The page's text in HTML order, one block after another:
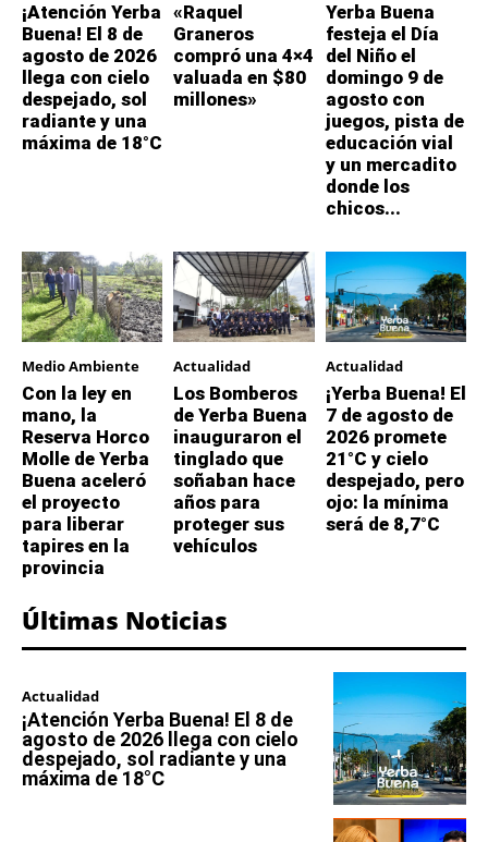
¡Atención Yerba
Buena! El 8 de
agosto de 2026
llega con cielo
despejado, sol
radiante y una
máxima de 18°C
«Raquel
Graneros
compró una 4×4
valuada en $80
millones»
Yerba Buena
festeja el Día
del Niño el
domingo 9 de
agosto con
juegos, pista de
educación vial
y un mercadito
donde los
chicos...
Medio Ambiente
Con la ley en
mano, la
Reserva Horco
Molle de Yerba
Buena aceleró
el proyecto
para liberar
tapires en la
provincia
Actualidad
Los Bomberos
de Yerba Buena
inauguraron el
tinglado que
soñaban hace
años para
proteger sus
vehículos
Actualidad
¡Yerba Buena! El
7 de agosto de
2026 promete
21°C y cielo
despejado, pero
ojo: la mínima
será de 8,7°C
Últimas Noticias
Actualidad
¡Atención Yerba Buena! El 8 de
agosto de 2026 llega con cielo
despejado, sol radiante y una
máxima de 18°C